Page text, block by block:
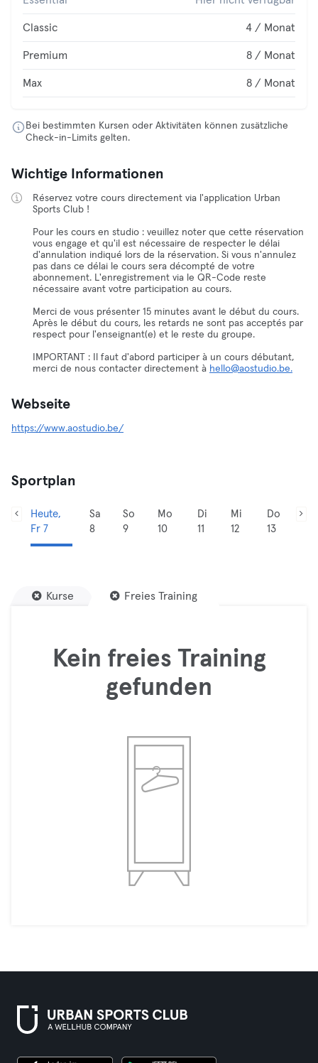
Classic 4 / Monat
Premium 8 / Monat
Max 8 / Monat
Bei bestimmten Kursen oder Aktivitäten können zusätzliche
Check-in-Limits gelten.
Wichtige Informationen
Réservez votre cours directement via l'application Urban
Sports Club !
Pour les cours en studio : veuillez noter que cette réservation
vous engage et qu'il est nécessaire de respecter le délai
d'annulation indiqué lors de la réservation. Si vous n'annulez
pas dans ce délai le cours sera décompté de votre
abonnement. L'enregistrement via le QR-Code reste
nécessaire avant votre participation au cours.
Merci de vous présenter 15 minutes avant le début du cours.
Après le début du cours, les retards ne sont pas acceptés par
respect pour l'enseignant(e) et le reste du groupe.
IMPORTANT : Il faut d'abord participer à un cours débutant,
merci de nous contacter directement à hello@aostudio.be.
Webseite
https://www.aostudio.be/
Sportplan
Heute,
Fr 7
Sa
8
So
9
Mo
10
Di
11
Mi
12
Do
13
Kurse Freies Training
Kein freies Training
gefunden